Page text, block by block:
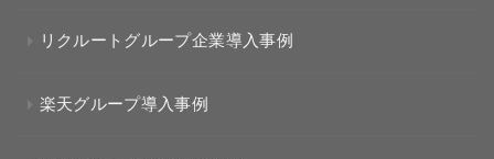
リクルートグループ企業導入事例
楽天グループ導入事例